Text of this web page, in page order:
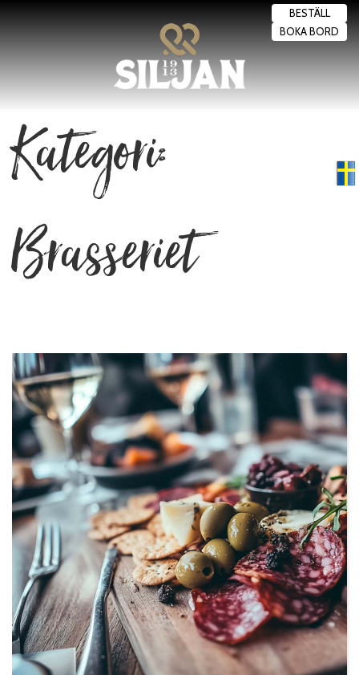
BESTÄLL
BOKA BORD
Kategori:
Brasseriet
Swedish